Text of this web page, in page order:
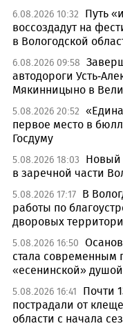
6.08.2026 10:32
Путь
воссоздадут на
в Вологодской
6.08.2026 09:58
автодороги Усть-
Мякинницыно в
5.08.2026 20:52
первое место в
Госдуму
5.08.2026 18:03
Новый
в заречной части
5.08.2026 17:17 В
работы по
дворовых
5.08.2026 16:50
стала современным
«есенинской» душой
5.08.2026 16:41
Почти
пострадали от
области с начала